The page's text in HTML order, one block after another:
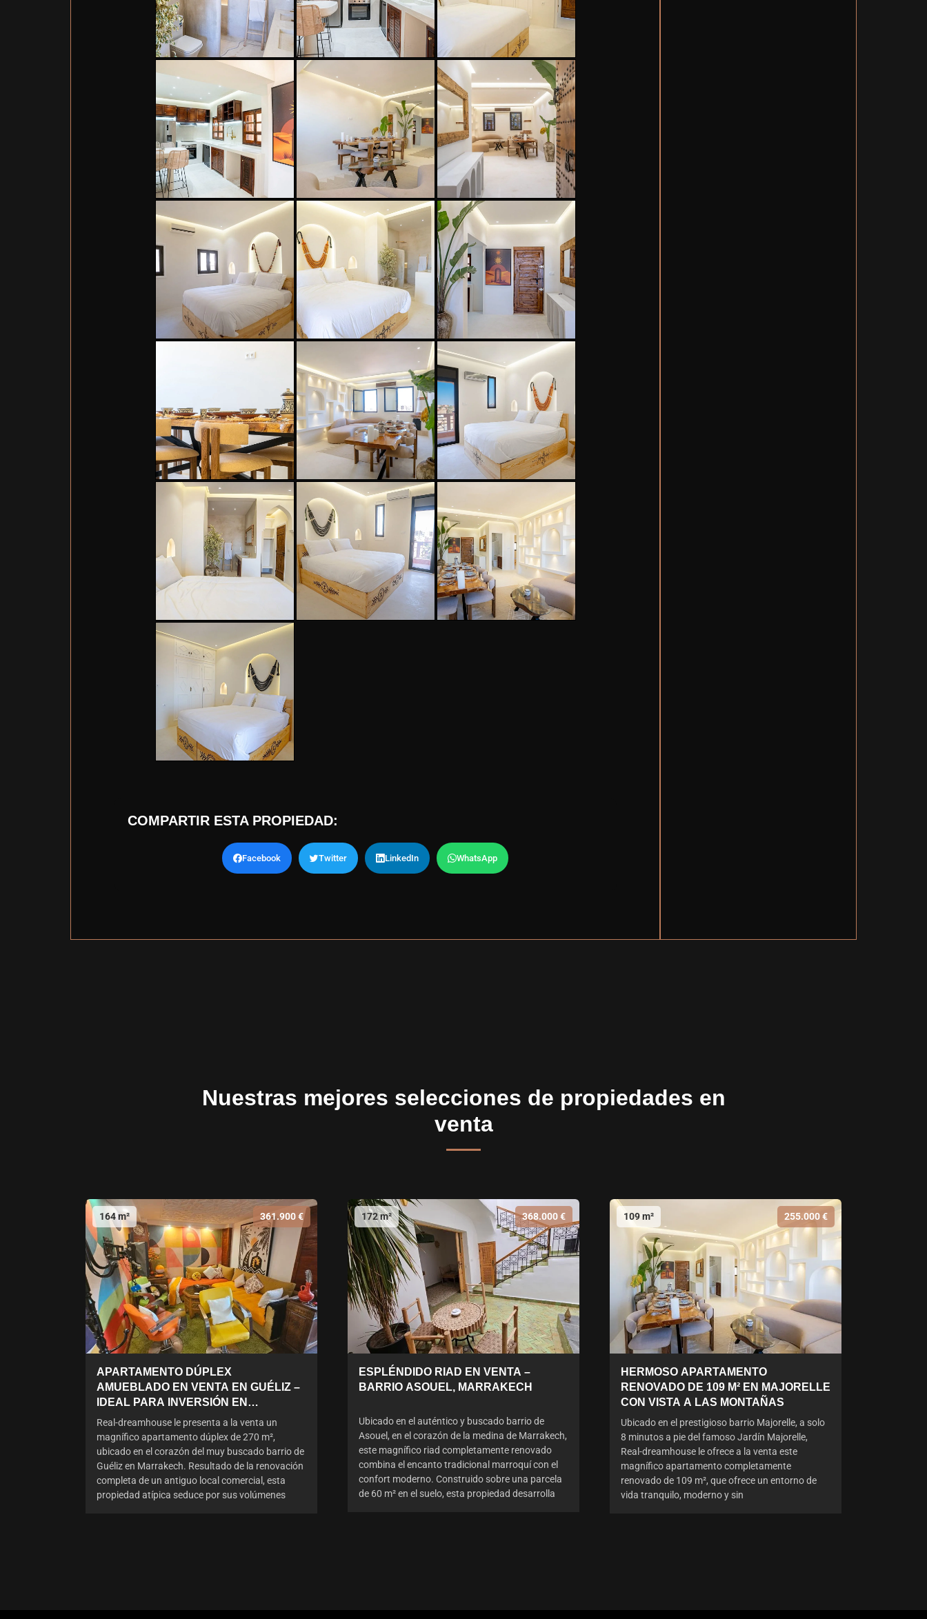
COMPARTIR ESTA PROPIEDAD:
Facebook Twitter LinkedIn WhatsApp
Nuestras mejores selecciones de propiedades en
venta
164 m² 361.900 €
APARTAMENTO DÚPLEX
AMUEBLADO EN VENTA EN GUÉLIZ –
IDEAL PARA INVERSIÓN EN
ALQUILER
Real-dreamhouse le presenta a la venta un
magnífico apartamento dúplex de 270 m²,
ubicado en el corazón del muy buscado barrio de
Guéliz en Marrakech. Resultado de la renovación
completa de un antiguo local comercial, esta
propiedad atípica seduce por sus volúmenes
172 m² 368.000 €
ESPLÉNDIDO RIAD EN VENTA –
BARRIO ASOUEL, MARRAKECH
Ubicado en el auténtico y buscado barrio de
Asouel, en el corazón de la medina de Marrakech,
este magnífico riad completamente renovado
combina el encanto tradicional marroquí con el
confort moderno. Construido sobre una parcela
de 60 m² en el suelo, esta propiedad desarrolla
109 m² 255.000 €
HERMOSO APARTAMENTO
RENOVADO DE 109 M² EN MAJORELLE
CON VISTA A LAS MONTAÑAS
Ubicado en el prestigioso barrio Majorelle, a solo
8 minutos a pie del famoso Jardín Majorelle,
Real-dreamhouse le ofrece a la venta este
magnífico apartamento completamente
renovado de 109 m², que ofrece un entorno de
vida tranquilo, moderno y sin